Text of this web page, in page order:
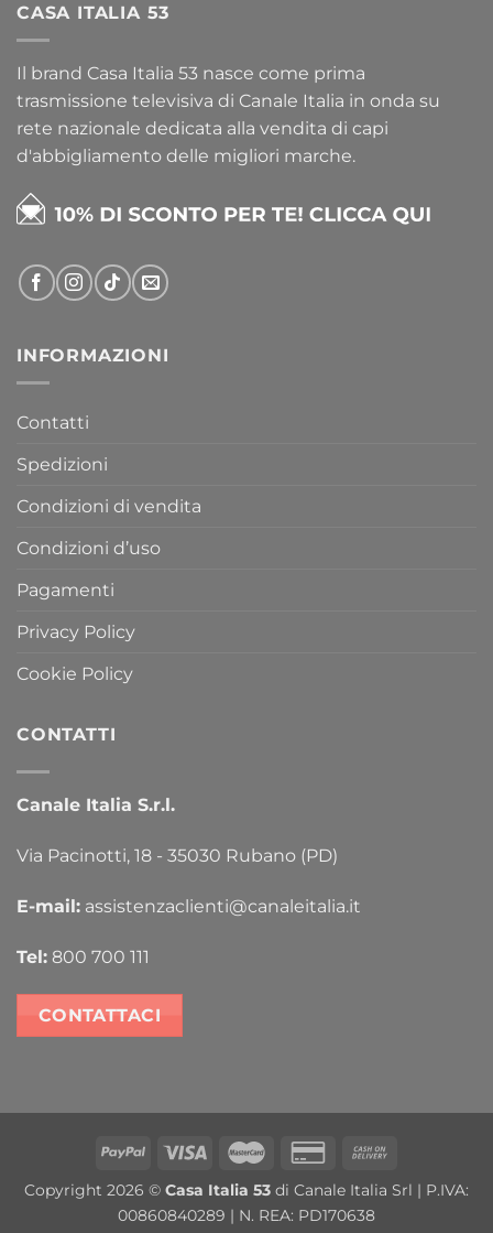
CASA ITALIA 53
Il brand Casa Italia 53 nasce come prima
trasmissione televisiva di Canale Italia in onda su
rete nazionale dedicata alla vendita di capi
d'abbigliamento delle migliori marche.
INFORMAZIONI
Contatti
Spedizioni
Condizioni di vendita
Condizioni d’uso
Pagamenti
Privacy Policy
Cookie Policy
CONTATTI
Canale Italia S.r.l.
Via Pacinotti, 18 - 35030 Rubano (PD)
E-mail: assistenzaclienti@canaleitalia.it
Tel: 800 700 111
CONTATTACI
PayPal Visa MasterCardCredit
2
Delivery
Copyright 2026 © Casa Italia 53 di Canale Italia Srl | P.IVA:
00860840289 | N. REA: PD170638